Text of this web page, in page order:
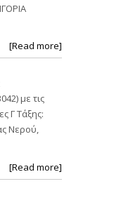
[Read more]
με τις
Γ Τάξης:
Νερού,
[Read more]